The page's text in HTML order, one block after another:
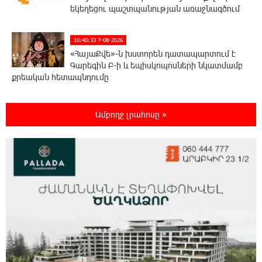
եկեղեցու պաշտպանության առաջնագծում
10:40:33 7-08-2026
«ՀայաՔվե»-ն խստորեն դատապարտում է
Գարեգին Բ-ի և եպիսկոպոսների նկատմամբ
քրեական հետապնդումը
Այսօր «Համահայկական ճակատ»
ուժերի պահեստազորի փոխգնդապետ, հետախուզական
զորքերի սպա Արսեն Վարդանյանի ծննդյան տարեդարձն է
0:50:31 7-08-2026
Օգոստոսի 7-ին, 10-ին, 11-ին, 12-ին և 13-ին
0:30:31 7-08-2026
Հնդկաստանի հյուսիս-արևելքում տեղի
Ամբողջ լրահոսը »